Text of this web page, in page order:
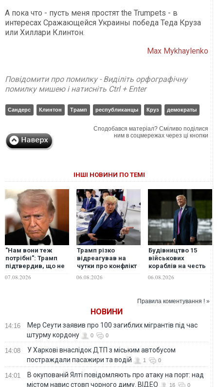
А пока что - пусть меня простят the Trumpets - в
интересах Сражающейся Украины победа Теда Круза
или Хиллари Клинтон.
Max Mykhaylenko
Повідомити про помилку - Виділіть орфографічну
помилку мишею і натисніть Ctrl + Enter
Сандерс Клинтон Трамп республиканцы Круз демократы
Сподобався матеріал? Сміливо поділися
ним в соцмережах через ці кнопки
ІНШІ НОВИНИ ПО ТЕМІ
"Нам вони теж
потрібні": Трамп
підтвердив, що не
перехоплювачі до
07.08.2026
Трамп різко
відреагував на
чутки про конфлікт
06.08.2026
Будівництво 15
військових
кораблів на честь
коштувати майже
06.08.2026
Правила коментування ! »
НОВИНИ
14:16
Мер Сеути заявив про 100 загиблих мігрантів під час
штурму кордону
0 0
14:08
У Харкові внаслідок ДТП з міським автобусом
постраждали пасажири та водій
1 0
14:01
В окупованій Ялті повідомляють про атаку на порт: над
містом навис стовп чорного диму. ВІДЕО
16 0